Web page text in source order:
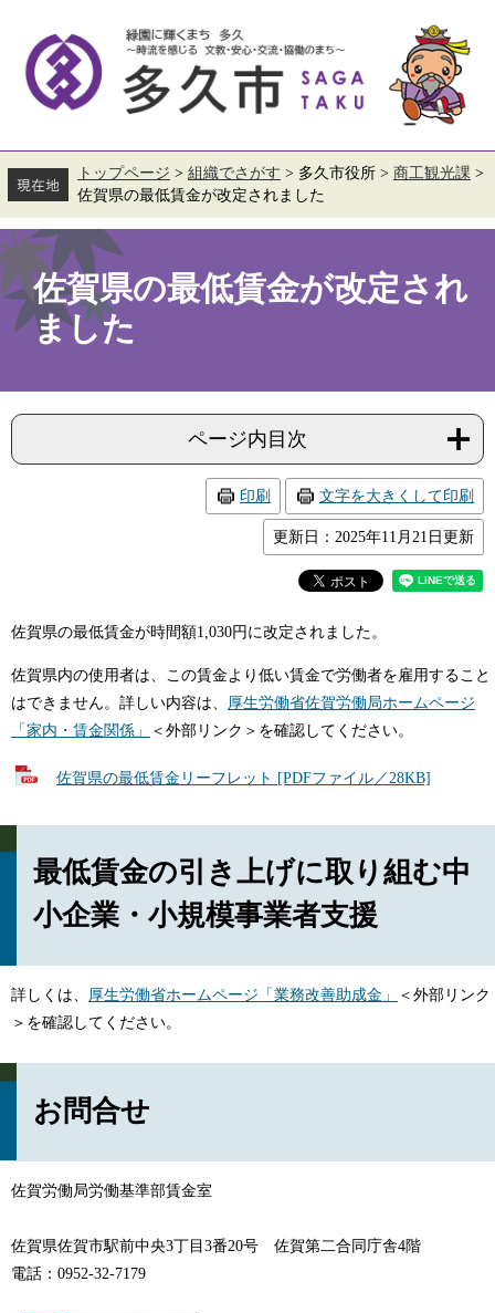
す。
し
て
へ
トップページ > 組織でさがす > 多久市役所 > 商工観光課 >
佐賀県の最低賃金が改定されました
本
文
佐賀県の最低賃金が改定され
ました
ページ内目次
印刷 文字を大きくして印刷
更新日：2025年11月21日更新
佐賀県の最低賃金が時間額1,030円に改定されました。
佐賀県内の使用者は、この賃金より低い賃金で労働者を雇用すること
はできません。詳しい内容は、 厚生労働省佐賀労働局ホームページ
「家内・賃金関係」
＜外部リンク＞ を確認してください。​
佐賀県の最低賃金リーフレット [PDFファイル／28KB]
最低賃金の引き上げに取り組む中
小企業・小規模事業者支援
詳しくは、 厚生労働省ホームページ「業務改善助成金」
＜外部リンク
＞ を確認してください。
お問合せ
佐賀労働局労働基準部賃金室
佐賀県佐賀市駅前中央3丁目3番20号 佐賀第二合同庁舎4階
​電話：0952-32-7179